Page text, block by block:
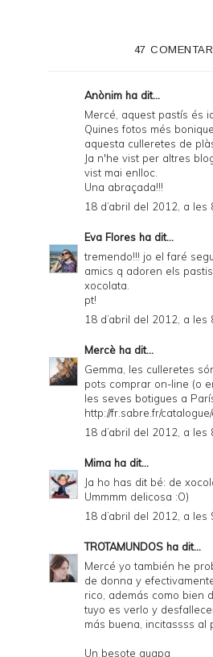
i
e
d
y
a
d
P
D
F
47
Anònim ha dit...
Mercé, aquest pastís és
Quines fotos més
aquesta culleretes de
Ja n'he vist per altres
vist mai enlloc.
Una abraçada!!!
18 d’abril del 2012, a les
Eva Flores ha dit...
tremendo!!! jo el faré
amics q adoren els
xocolata.
pt!
18 d’abril del 2012, a les
Mercè ha dit...
Gemma, les culleretes
pots comprar on-line (o
les seves botigues a
http://fr.sabre.fr/
18 d’abril del 2012, a les
Mima ha dit...
Ja ho has dit bé: de
Ummmm delicosa :O)
18 d’abril del 2012, a les
TROTAMUNDOS ha dit...
Mercé yo también he
de donna y
rico, además como bien
tuyo es verlo y
más buena, incitassss al
Un besote guapa